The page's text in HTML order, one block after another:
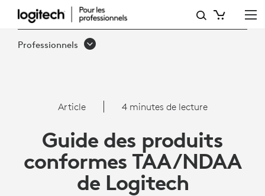
GUIDE
DES
TAA/NDAA
LOGITECH
Professionnels
Article 4 minutes de lecture
Guide des produits
conformes TAA/NDAA
de Logitech